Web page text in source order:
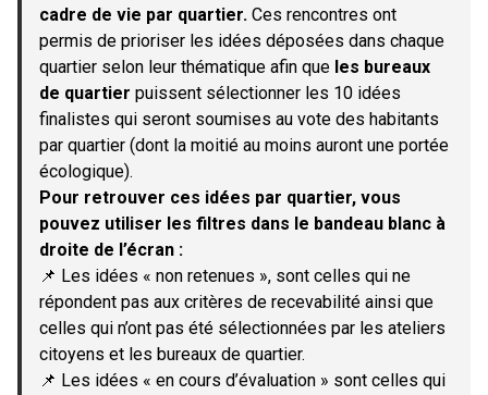
cadre de vie par quartier. Ces rencontres ont
permis de prioriser les idées déposées dans chaque
quartier selon leur thématique afin que les bureaux
de quartier puissent sélectionner les 10 idées
finalistes qui seront soumises au vote des habitants
par quartier (dont la moitié au moins auront une portée
écologique).
Pour retrouver ces idées par quartier, vous
pouvez utiliser les filtres dans le bandeau blanc à
droite de l’écran :
📌 Les idées « non retenues », sont celles qui ne
répondent pas aux critères de recevabilité ainsi que
celles qui n’ont pas été sélectionnées par les ateliers
citoyens et les bureaux de quartier.
📌 Les idées « en cours d’évaluation » sont celles qui